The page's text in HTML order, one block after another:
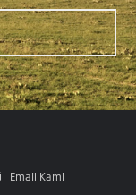
Email Kami